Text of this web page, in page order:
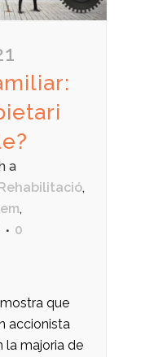
a
,
,
0
que
accionista
la majoria de